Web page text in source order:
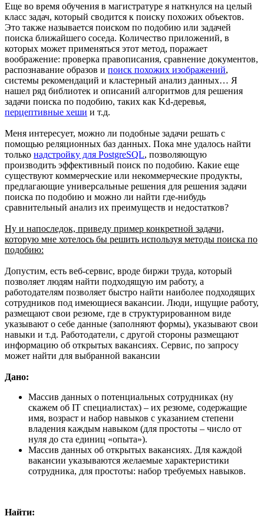
Еще во время обучения в магистратуре я наткнулся на целый
класс задач, который сводится к поиску похожих объектов.
Это также называется поиском по подобию или задачей
поиска ближайшего соседа. Количество приложений, в
которых может применяться этот метод, поражает
воображение: проверка правописания, сравнение документов,
распознавание образов и поиск похожих изображений,
системы рекомендаций и кластерный анализ данных… Я
нашел ряд библиотек и описаний алгоритмов для решения
задачи поиска по подобию, таких как Kd-деревья,
перцептивные хеши и т.д.
Меня интересует, можно ли подобные задачи решать с
помощью реляционных баз данных. Пока мне удалось найти
только надстройку для PostgreSQL, позволяющую
производить эффективный поиск по подобию. Какие еще
существуют коммерческие или некоммерческие продукты,
предлагающие универсальные решения для решения задачи
поиска по подобию и можно ли найти где-нибудь
сравнительный анализ их преимуществ и недостатков?
Ну и напоследок, приведу пример конкретной задачи,
которую мне хотелось бы решить используя методы поиска по
подобию:
Допустим, есть веб-сервис, вроде биржи труда, который
позволяет людям найти подходящую им работу, а
работодателям позволяет быстро найти наиболее подходящих
сотрудников под имеющиеся вакансии. Люди, ищущие работу,
размещают свои резюме, где в структурированном виде
указывают о себе данные (заполняют формы), указывают свои
навыки и т.д. Работодатели, с другой стороны размещают
информацию об открытых вакансиях. Сервис, по запросу
может найти для выбранной вакансии
Дано:
Массив данных о потенциальных сотрудниках (ну
скажем об IT специалистах) – их резюме, содержащие
имя, возраст и набор навыков с указанием степени
владения каждым навыком (для простоты – число от
нуля до ста единиц «опыта»).
Массив данных об открытых вакансиях. Для каждой
вакансии указываются желаемые характеристики
сотрудника, для простоты: набор требуемых навыков.
Найти: